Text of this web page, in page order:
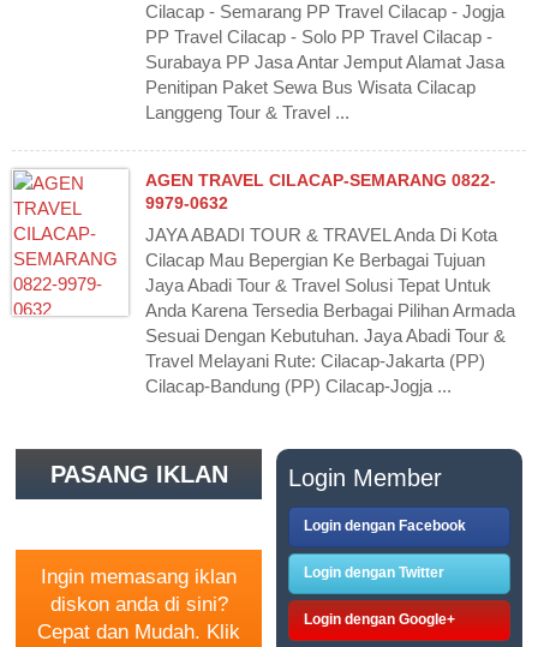
Cilacap - Semarang PP Travel Cilacap - Jogja
PP Travel Cilacap - Solo PP Travel Cilacap -
Surabaya PP Jasa Antar Jemput Alamat Jasa
Penitipan Paket Sewa Bus Wisata Cilacap
Langgeng Tour & Travel ...
AGEN TRAVEL CILACAP-SEMARANG 0822-
9979-0632
JAYA ABADI TOUR & TRAVEL Anda Di Kota
Cilacap Mau Bepergian Ke Berbagai Tujuan
Jaya Abadi Tour & Travel Solusi Tepat Untuk
Anda Karena Tersedia Berbagai Pilihan Armada
Sesuai Dengan Kebutuhan. Jaya Abadi Tour &
Travel Melayani Rute: Cilacap-Jakarta (PP)
Cilacap-Bandung (PP) Cilacap-Jogja ...
PASANG IKLAN
Ingin memasang iklan
diskon anda di sini?
Cepat dan Mudah. Klik
Login Member
Login dengan Facebook
Login dengan Twitter
Login dengan Google+